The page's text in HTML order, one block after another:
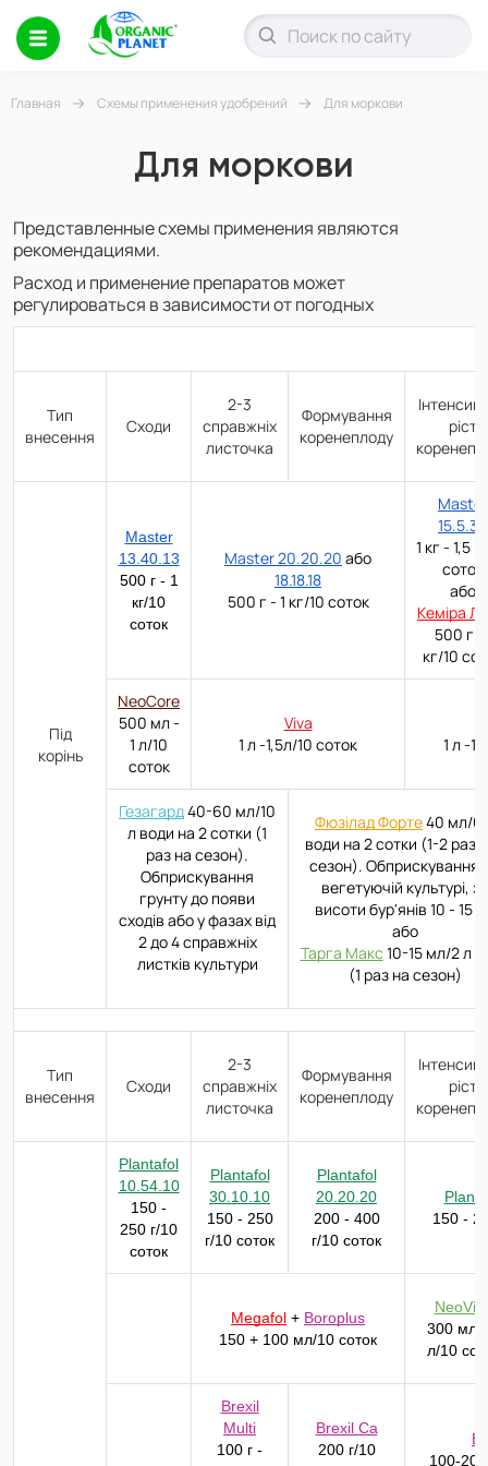
Главная Схемы применения удобрений Для моркови
Для моркови
Представленные схемы применения являются
рекомендациями.
Расход и применение препаратов может
регулироваться в зависимости от погодных
Тип
внесення
Сходи
2-3
справжніх
листочка
Формування
коренеплоду
ріст
Під
корінь
Master
13.40.13
500 г - 1
кг/10
соток
Master 20.20.20 або
18.18.18
500 г - 1 кг/10 соток
Master
15.5.30
1 кг - 1,5
соток
або
Кеміра
500 г -
кг/10
NeoCore
500 мл -
1 л/10
соток
Viva
1 л -1,5л/10 соток
1 л -
Гезагард40-60 мл/10
л води на 2 сотки (1
раз на сезон).
Обприскування
грунту до появи
сходів або у фазах від
2 до 4 справжніх
листків культури
Фюзілад Форте40 мл/6
води на 2 сотки (1-2 рази
сезон). Обприскування
вегетуючій культурі, за
висоти бур'янів 10 - 15
або
Тарга Макс 10-15 мл/2 л
(1 раз на сезон)
Тип
внесення
Сходи
2-3
справжніх
листочка
Формування
коренеплоду
ріст
Plantafol
10.54.10
150 -
250 г/10
соток
Plantafol
30.10.10
150 - 250
г/10 соток
Plantafol
20.20.20
200 - 400
г/10 соток
150 -
Megafol + Boroplus
150 + 100 мл/10 соток
300 мл
л/10
Brexil
Multi
100 г -
Brexil Ca
200 г/10
100-